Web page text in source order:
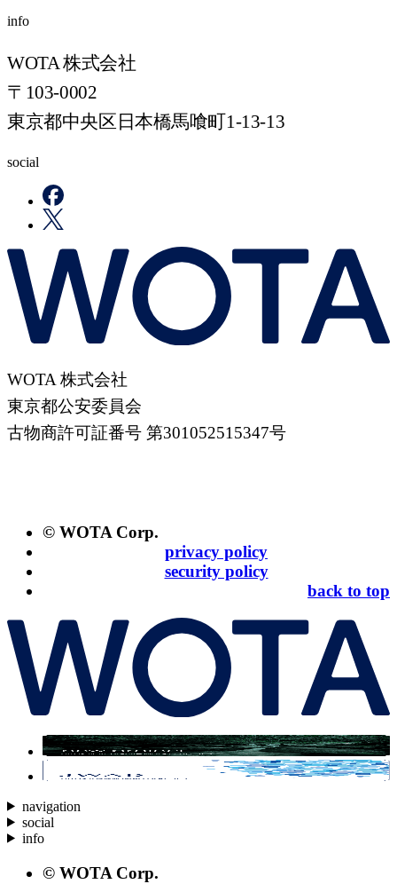
info
WOTA 株式会社
〒103-0002
東京都中央区日本橋馬喰町1-13-13
social
WOTA 株式会社
東京都公安委員会
古物商許可証番号 第301052515347号
© WOTA Corp.
privacy policy
security policy
back to top
navigation
social
info
© WOTA Corp.